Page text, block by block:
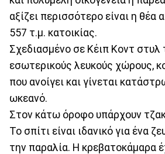
αξίζει περισσότερο είναι η θέα
557 τ.μ. κατοικίας.
Σχεδιασμένο σε Κέιπ Κοντ στυλ
εσωτερικούς λευκούς χώρους,
που ανοίγει και γίνεται
ωκεανό.
Στον κάτω όροφο υπάρχουν
Το σπίτι είναι ιδανικό για ένα
την παραλία. Η κρεβατοκάμαρα